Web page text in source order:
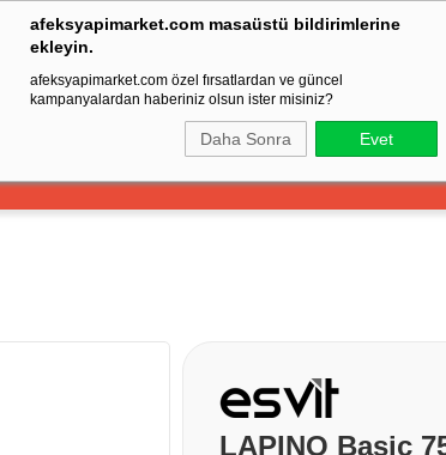
afeksyapimarket.com masaüstü bildirimlerine
ekleyin.
afeksyapimarket.com özel fırsatlardan ve güncel
kampanyalardan haberiniz olsun ister misiniz?
Daha Sonra Evet
Dekorasyon ve
LAPINO Basic